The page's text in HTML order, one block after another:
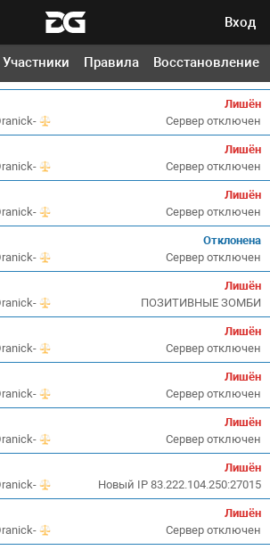
Вход
Участники Правила Восстановление
Лишён
Лишён
Сервер отключен
Лишён
Сервер отключен
Лишён
Сервер отключен
Отклонена
Сервер отключен
Лишён
ПОЗИТИВНЫЕ ЗОМБИ
Лишён
Сервер отключен
Лишён
Сервер отключен
Лишён
Сервер отключен
Лишён
Новый IP 83.222.104.250:27015
Лишён
Сервер отключен